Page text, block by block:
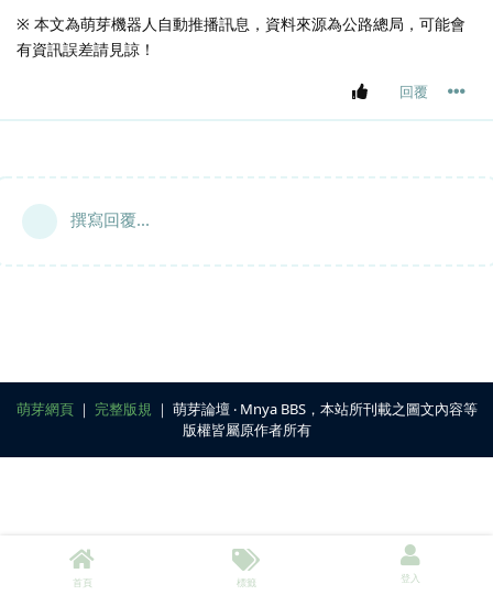
※ 本文為萌芽機器人自動推播訊息，資料來源為公路總局，可能會
有資訊誤差請見諒！
回覆
撰寫回覆...
萌芽網頁｜ 完整版規 ｜ 萌芽論壇 ‧ Mnya BBS，本站所刊載之圖文內容等
版權皆屬原作者所有
首頁 標籤 登入